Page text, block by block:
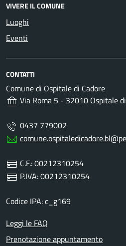
VIVERE IL COMUNE
Luoghi
Eventi
CONTATTI
Comune di Ospitale di Cadore
Via Roma 5 - 32010 Ospitale
0437 779002
C.F.: 00212310254
P.IVA: 00212310254
Codice IPA: c_g169
Leggi le FAQ
Prenotazione appuntamento